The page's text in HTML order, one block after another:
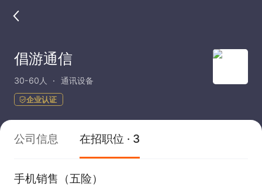
倡游通信
30-60人 通讯设备
企业认证
公司信息 在招职位 · 3
手机销售（五险）